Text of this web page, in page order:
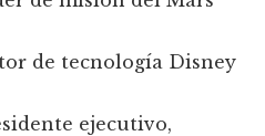
de tecnología Disney
ejecutivo,